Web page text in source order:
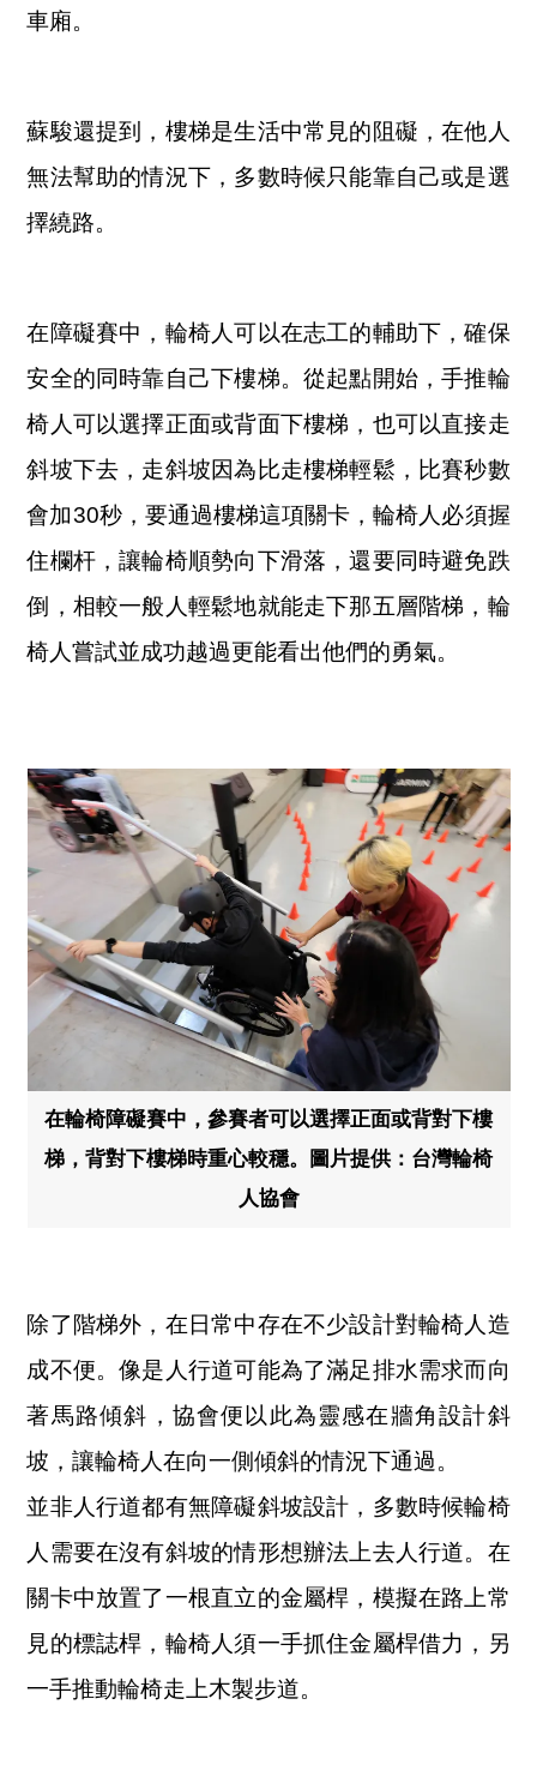
車廂。
蘇駿還提到，樓梯是生活中常見的阻礙，在他人
無法幫助的情況下，多數時候只能靠自己或是選
擇繞路。
在障礙賽中，輪椅人可以在志工的輔助下，確保
安全的同時靠自己下樓梯。從起點開始，手推輪
椅人可以選擇正面或背面下樓梯，也可以直接走
斜坡下去，走斜坡因為比走樓梯輕鬆，比賽秒數
會加30秒，要通過樓梯這項關卡，輪椅人必須握
住欄杆，讓輪椅順勢向下滑落，還要同時避免跌
倒，相較一般人輕鬆地就能走下那五層階梯，輪
椅人嘗試並成功越過更能看出他們的勇氣。
在輪椅障礙賽中，參賽者可以選擇正面或背對下樓
梯，背對下樓梯時重心較穩。圖片提供：台灣輪椅
人協會
除了階梯外，在日常中存在不少設計對輪椅人造
成不便。像是人行道可能為了滿足排水需求而向
著馬路傾斜，協會便以此為靈感在牆角設計斜
坡，讓輪椅人在向一側傾斜的情況下通過。
並非人行道都有無障礙斜坡設計，多數時候輪椅
人需要在沒有斜坡的情形想辦法上去人行道。在
關卡中放置了一根直立的金屬桿，模擬在路上常
見的標誌桿，輪椅人須一手抓住金屬桿借力，另
一手推動輪椅走上木製步道。